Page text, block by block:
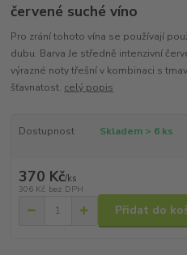
červené suché víno
Pro zrání tohoto vína se používají
dubu. Barva Je středně intenzivní
výrazné noty třešní v kombinaci s
šťavnatost. celý popis
Dostupnost Skladem > 6 ks
370 Kč/ks
306 Kč bez DPH
Přidat do